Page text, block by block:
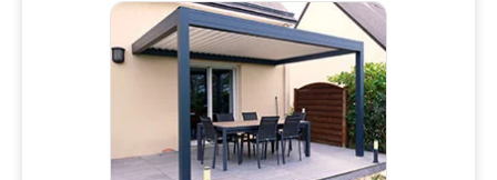
moins soumise aux conditions animées.
motorisées ou non, des dimensions, des coloris ou des
couleurs diverses : votre pergola adossée prend l’allure
que vous souhaitez.